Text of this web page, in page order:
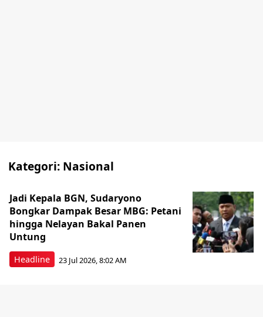
Kategori: Nasional
Headline
Jadi Kepala BGN, Sudaryono
Bongkar Dampak Besar MBG: Petani
hingga Nelayan Bakal Panen
Untung
23 Jul 2026, 8:02 AM